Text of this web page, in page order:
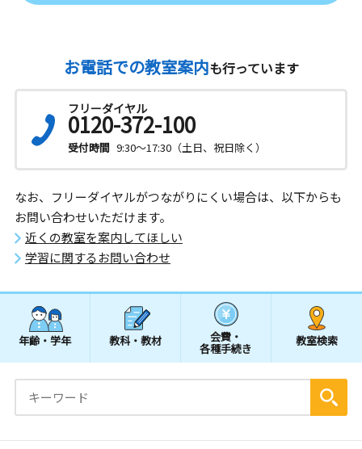
お電話での教室案内も行っています
フリーダイヤル
0120-372-100
受付時間 9:30～17:30（土日、祝日除く）
なお、フリーダイヤルがつながりにくい場合は、以下からも
お問い合わせいただけます。
近くの教室を案内してほしい
学習に関するお問い合わせ
年齢・学年 教科・教材 会費・
各種手続き
教室検索